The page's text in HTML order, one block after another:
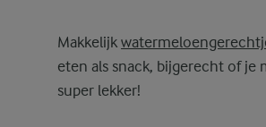
Makkelijk
eten als snack, bijgerecht of je
super lekker!